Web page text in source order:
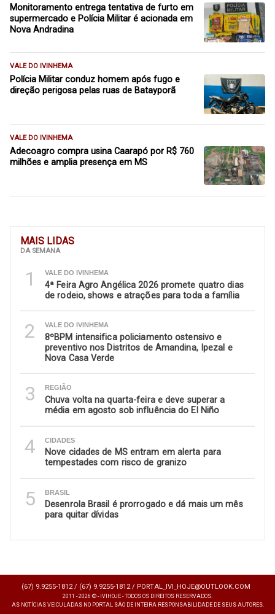
MAIS LIDAS
DA SEMANA
1 VALE DO IVINHEMA
4ª Feira Agro Angélica 2026 promete quatro dias
de rodeio, shows e atrações para toda a família
2 VALE DO IVINHEMA
8ºBPM intensifica policiamento ostensivo e
preventivo nos Distritos de Amandina, Ipezal e
Nova Casa Verde
3 REGIÃO
Chuva volta na quarta-feira e deve superar a
média em agosto sob influência do El Niño
4 CIDADES
Nove cidades de MS entram em alerta para
tempestades com risco de granizo
5 BRASIL
Desenrola Brasil é prorrogado e dá mais um mês
para quitar dívidas
Monitoramento entrega tentativa de furto em
supermercado e Polícia Militar é acionada em
Nova Andradina
VALE DO IVINHEMA
Polícia Militar conduz homem após fugo e
direção perigosa pelas ruas de Batayporã
VALE DO IVINHEMA
Adecoagro compra usina Caarapó por R$ 760
milhões e amplia presença em MS
(67) 9.9255-1812 / (67) 9.9255-1812 / PORTAL_IVI_HOJE@OUTLOOK.COM
2011 - 2026 © - IVIHOJE - TODOS OS DIREITOS RESERVADOS.
AS NOTÍCIAS VEICULADAS NO PORTAL SÃO DE INTEIRA RESPONSABILIDADE DE SEUS AUTORES.